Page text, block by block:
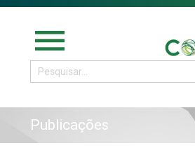
menu
Publicações